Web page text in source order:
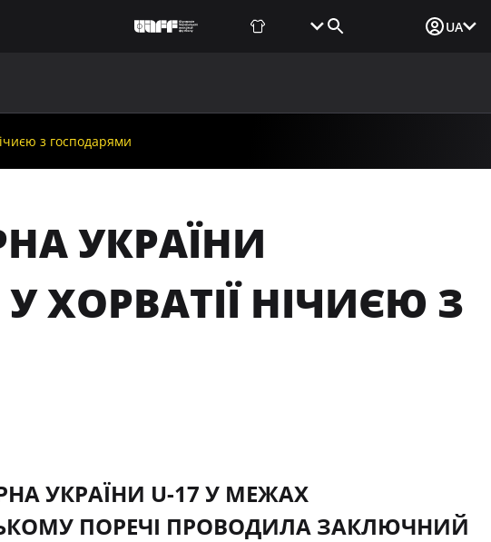
UA
з господарями
УКРАЇНИ
ХОРВАТІЇ НІЧИЄЮ З
УКРАЇНИ U-17 У МЕЖАХ
ПОРЕЧІ ПРОВОДИЛА ЗАКЛЮЧНИЙ